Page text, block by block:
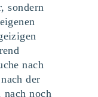
sondern
nach
der
nach noch